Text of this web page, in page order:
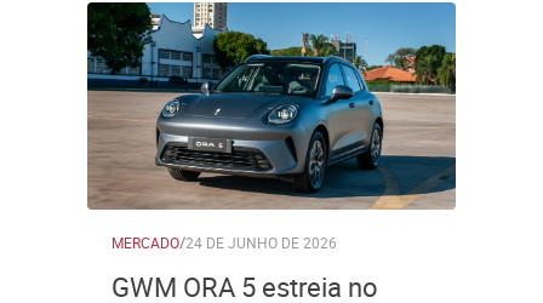
MERCADO/24 DE JUNHO DE 2026
GWM ORA 5 estreia no